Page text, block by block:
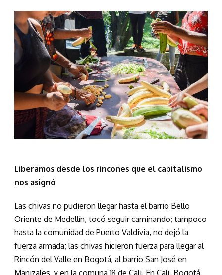
Liberamos desde los rincones que el capitalismo
nos asignó
Las chivas no pudieron llegar hasta el barrio Bello
Oriente de Medellín, tocó seguir caminando; tampoco
hasta la comunidad de Puerto Valdivia, no dejó la
fuerza armada; las chivas hicieron fuerza para llegar al
Rincón del Valle en Bogotá, al barrio San José en
Manizales, y en la comuna 18 de Cali. En Cali, Bogotá,